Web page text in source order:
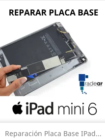
Reparación Placa Base IPad...
Vista rápida